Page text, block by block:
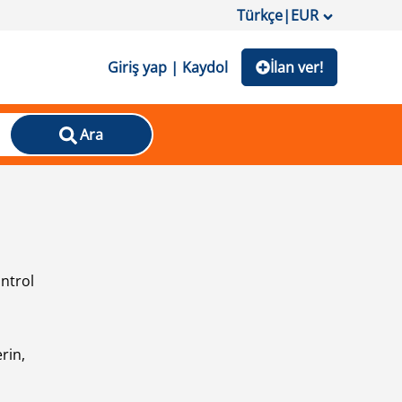
Türkçe|EUR
Giriş yap | Kaydol İlan ver!
Ara